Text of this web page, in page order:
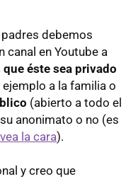
debemos
canal en Youtube a
éste sea privado
a la familia o
(abierto a todo el
anonimato o no (es
la cara).
y creo que